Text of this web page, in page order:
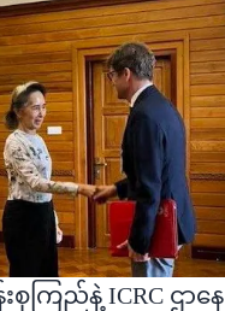
စုကြည်နဲ့ ICRC ဌာနေ